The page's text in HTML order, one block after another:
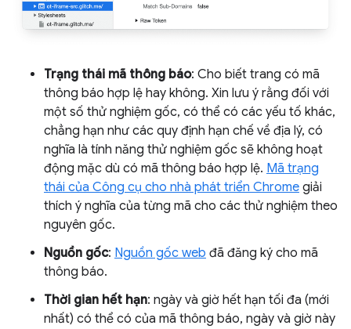
Trạng thái mã thông báo: Cho biết trang có mã
thông báo hợp lệ hay không. Xin lưu ý rằng đối với
một số thử nghiệm gốc, có thể có các yếu tố khác,
chẳng hạn như các quy định hạn chế về địa lý, có
nghĩa là tính năng thử nghiệm gốc sẽ không hoạt
động mặc dù có mã thông báo hợp lệ. Mã trạng
thái của Công cụ cho nhà phát triển Chrome giải
thích ý nghĩa của từng mã cho các thử nghiệm theo
nguyên gốc.
Nguồn gốc: Nguồn gốc web đã đăng ký cho mã
thông báo.
Thời gian hết hạn: ngày và giờ hết hạn tối đa (mới
nhất) có thể có của mã thông báo, ngày và giờ này